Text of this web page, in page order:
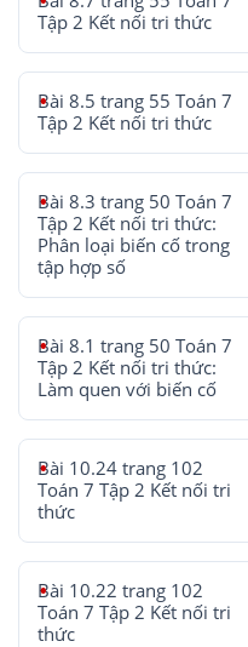
Tập 2 Kết nối tri thức
Bài 8.5 trang 55 Toán 7
Tập 2 Kết nối tri thức
Bài 8.3 trang 50 Toán 7
Tập 2 Kết nối tri thức:
Phân loại biến cố trong
tập hợp số
Bài 8.1 trang 50 Toán 7
Tập 2 Kết nối tri thức:
Làm quen với biến cố
Bài 10.24 trang 102
Toán 7 Tập 2 Kết nối tri
thức
Bài 10.22 trang 102
Toán 7 Tập 2 Kết nối tri
thức